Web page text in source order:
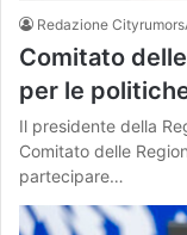
Redazione
Comitato
per le
Il presidente della
Comitato delle
partecipare…